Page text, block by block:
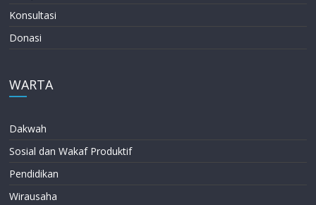
Konsultasi
Donasi
WARTA
Dakwah
Sosial dan Wakaf Produktif
Pendidikan
Wirausaha